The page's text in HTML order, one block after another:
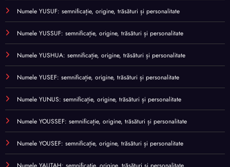
Numele YUSUF: semnificație, origine, trăsături și personalitate
Numele YUSSUF: semnificație, origine, trăsături și personalitate
Numele YUSHUA: semnificație, origine, trăsături și personalitate
Numele YUSEF: semnificație, origine, trăsături și personalitate
Numele YUNUS: semnificație, origine, trăsături și personalitate
Numele YOUSSEF: semnificație, origine, trăsături și personalitate
Numele YOUSEF: semnificație, origine, trăsături și personalitate